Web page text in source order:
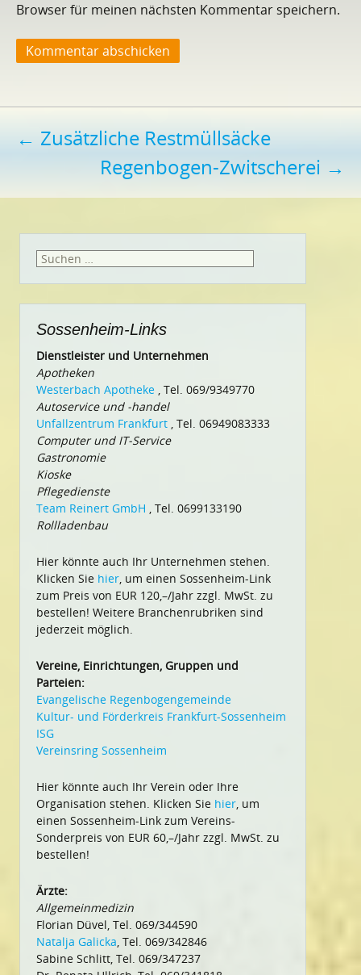
Browser für meinen nächsten Kommentar speichern.
Beitragsnavigation
← Zusätzliche Restmüllsäcke
Regenbogen-Zwitscherei →
Suchen
Sossenheim-Links
Dienstleister und Unternehmen
Apotheken
Westerbach Apotheke , Tel. 069/9349770
Autoservice und -handel
Unfallzentrum Frankfurt , Tel. 06949083333
Computer und IT-Service
Gastronomie
Kioske
Pflegedienste
Team Reinert GmbH , Tel. 0699133190
Rollladenbau
Hier könnte auch Ihr Unternehmen stehen.
Klicken Sie hier, um einen Sossenheim-Link
zum Preis von EUR 120,–/Jahr zzgl. MwSt. zu
bestellen! Weitere Branchenrubriken sind
jederzeit möglich.
Vereine, Einrichtungen, Gruppen und
Parteien:
Evangelische Regenbogengemeinde
Kultur- und Förderkreis Frankfurt-Sossenheim
ISG
Vereinsring Sossenheim
Hier könnte auch Ihr Verein oder Ihre
Organisation stehen. Klicken Sie hier, um
einen Sossenheim-Link zum Vereins-
Sonderpreis von EUR 60,–/Jahr zzgl. MwSt. zu
bestellen!
Ärzte:
Allgemeinmedizin
Florian Düvel, Tel. 069/344590
Natalja Galicka, Tel. 069/342846
Sabine Schlitt, Tel. 069/347237